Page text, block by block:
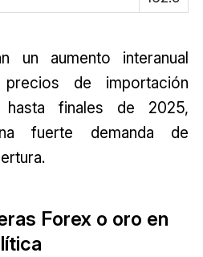
un aumento interanual
de importación
finales de 2025,
fuerte demanda de
Forex o oro en